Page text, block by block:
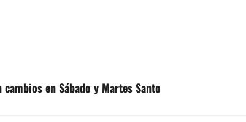
en Sábado y Martes Santo